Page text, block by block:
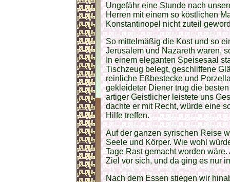
Ungefähr eine Stunde nach
Herren mit einem so köstlichen
Konstantinopel nicht zuteil
So mittelmäßig die Kost und so
Jerusalem und Nazareth waren,
In einem eleganten Speisesaal
Tischzeug belegt, geschliffene
reinliche Eßbestecke und
gekleideter Diener trug die
artiger Geistlicher leistete uns
dachte er mit Recht, würde eine
Hilfe treffen.
Auf der ganzen syrischen Reise
Seele und Körper. Wie wohl
Tage Rast gemacht worden
Ziel vor sich, und da ging es nur
Nach dem Essen stiegen wir